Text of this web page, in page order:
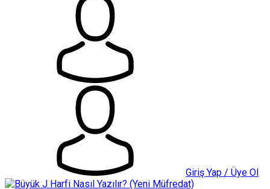
Giriş Yap / Üye Ol